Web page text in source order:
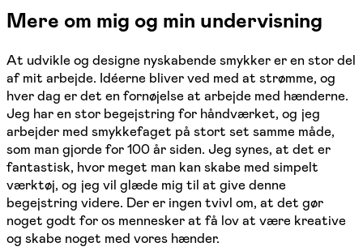
Mere om mig og min undervisning
At udvikle og designe nyskabende smykker er en stor del
af mit arbejde. Idéerne bliver ved med at strømme, og
hver dag er det en fornøjelse at arbejde med hænderne.
Jeg har en stor begejstring for håndværket, og jeg
arbejder med smykkefaget på stort set samme måde,
som man gjorde for 100 år siden. Jeg synes, at det er
fantastisk, hvor meget man kan skabe med simpelt
værktøj, og jeg vil glæde mig til at give denne
begejstring videre. Der er ingen tvivl om, at det gør
noget godt for os mennesker at få lov at være kreative
og skabe noget med vores hænder.